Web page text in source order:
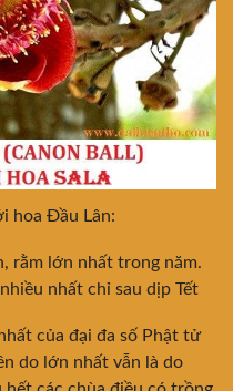
hoa Đầu Lân:
rằm lớn nhất trong năm.
nhất chỉ sau dịp Tết
của đại đa số Phật tử
do lớn nhất vẫn là do